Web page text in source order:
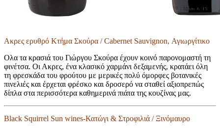
Ακρες ερυθρό Κτήμα Σκούρα / Cabernet Sauvignon, Αγιωργίτικο
Ολα τα κρασιά του Γιώργου Σκούρα έχουν κοινό παρονομαστή τη
φινέτσα. Οι Ακρες, ένα κλασικό χαρμάνι δεξαμενής, κρατάει όλη
τη φρεσκάδα του φρούτου με μερικές πολύ όμορφες βοτανικές
πινελιές και έρχεται φρέσκο και δροσερό να σταθεί αξιοπρεπώς
δίπλα στα περισσότερα καθημερινά πιάτα της κουζίνας μας.
Black Squirrel Sun wines-Κατώγι & Στροφιλιά / Ξινόμαυρο